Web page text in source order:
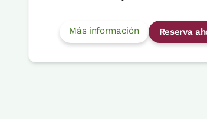
Más información Reserva